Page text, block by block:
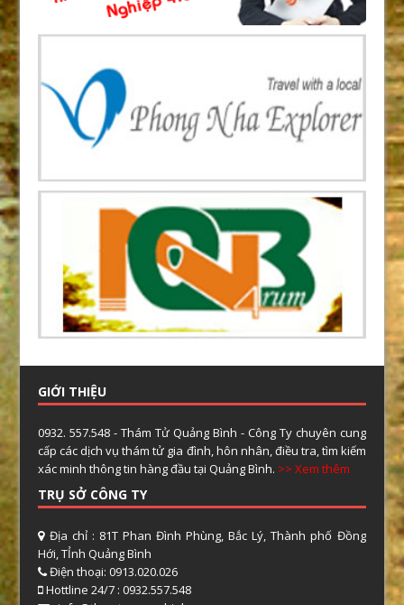
GIỚI THIỆU
0932. 557.548 - Thám Tử Quảng Bình - Công Ty chuyên cung
cấp các dịch vụ thám tử gia đình, hôn nhân, điều tra, tìm kiếm
xác minh thông tin hàng đầu tại Quảng Bình. >> Xem thêm
TRỤ SỞ CÔNG TY
Địa chỉ : 81T Phan Đình Phùng, Bắc Lý, Thành phố Đồng
Hới, TỈnh Quảng Bình
Điện thoại: 0913.020.026
Hottline 24/7 : 0932.557.548